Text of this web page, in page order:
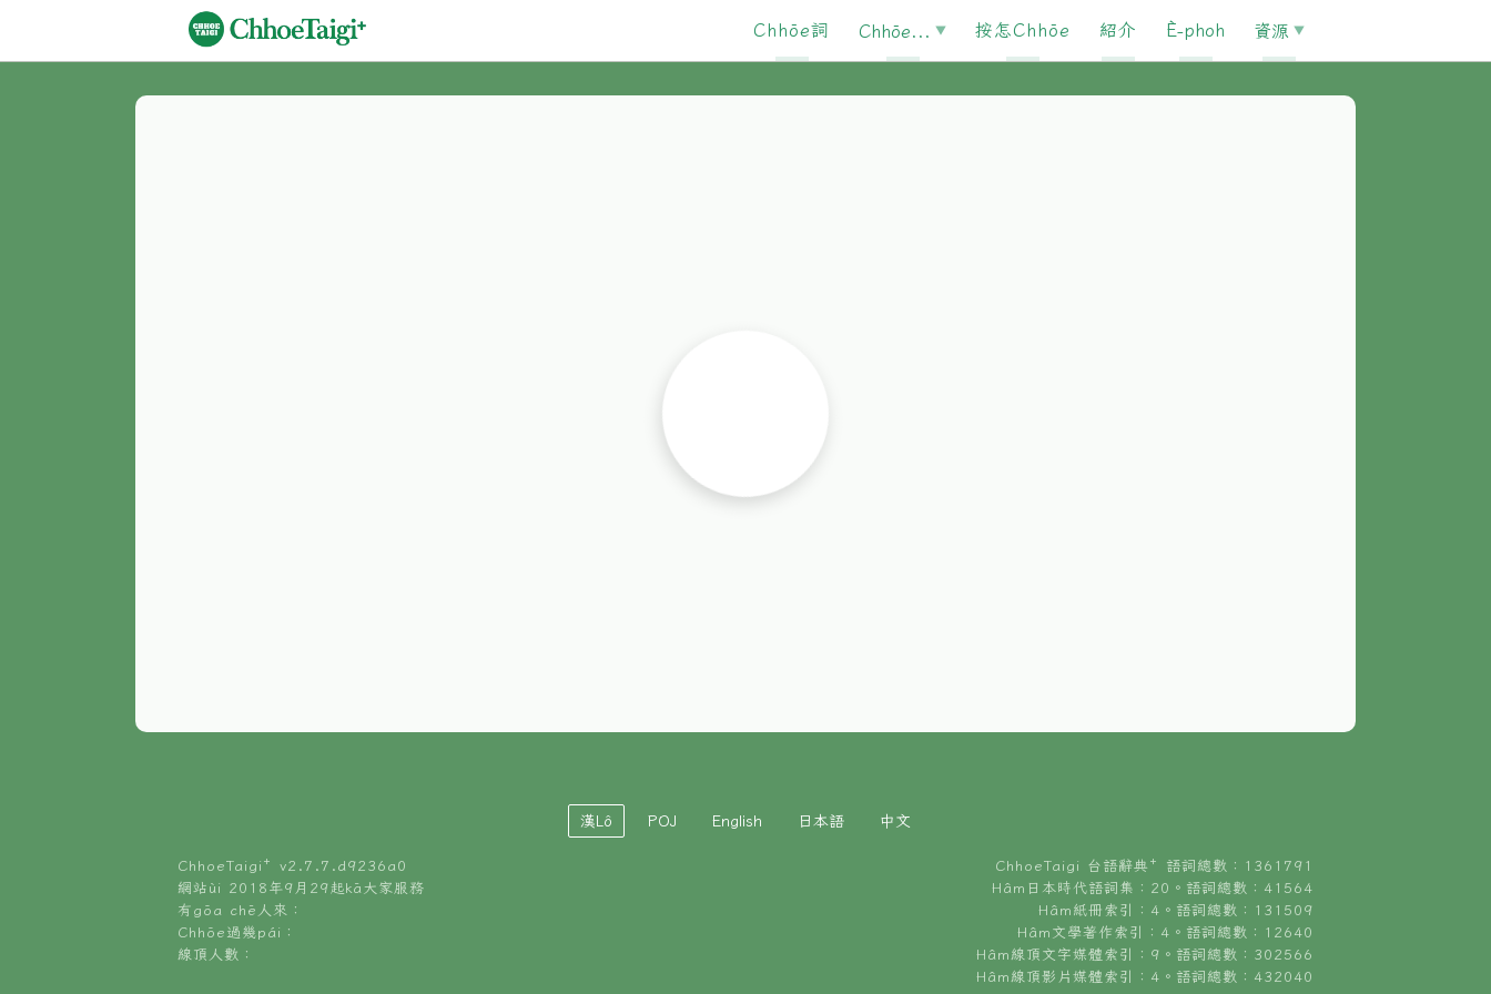
Chhōe詞 Chhōe... 按怎Chhōe 紹介 È-phoh 資源
漢Lô POJ English 日本語 中文
ChhoeTaigi⁺ v2.7.7.d9236a0
網站ùi 2018年9月29起kā大家服務
有gōa chē人來：
Chhōe過幾pái：
線頂人數：
ChhoeTaigi 台語辭典⁺ 語詞總數：1361791
Hâm日本時代語詞集：20。語詞總數：41564
Hâm紙冊索引：4。語詞總數：131509
Hâm文學著作索引：4。語詞總數：12640
Hâm線頂文字媒體索引：9。語詞總數：302566
Hâm線頂影片媒體索引：4。語詞總數：432040